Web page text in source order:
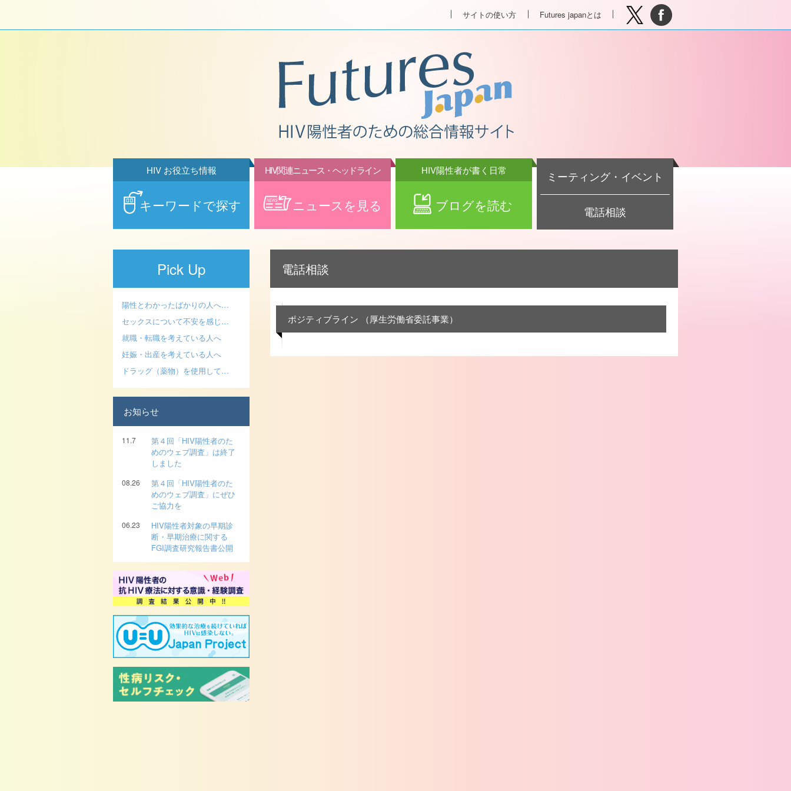
サイトの使い方 Futures japanとは
キーワードで探す
HIV お役立ち情報
ニュースを見る
HIV関連ニュース・ヘッドライン
ブログを読む
HIV陽性者が書く日常 ミーティング・イベント
電話相談
電話相談
ポジティブライン （厚生労働省委託事業）
Pick Up
陽性とわかったばかりの人へ…
セックスについて不安を感じ…
就職・転職を考えている人へ
妊娠・出産を考えている人へ
ドラッグ（薬物）を使用して…
お知らせ
11.7
第４回「HIV陽性者のた
めのウェブ調査」は終了
しました
08.26
第４回「HIV陽性者のた
めのウェブ調査」にぜひ
ご協力を
06.23
HIV陽性者対象の早期診
断・早期治療に関する
FGI調査研究報告書公開